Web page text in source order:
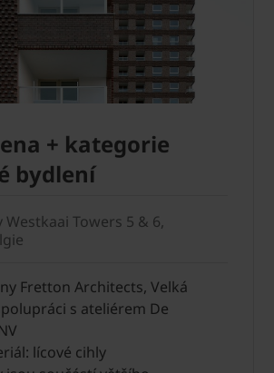
+ kategorie
bydlení
Westkaai Towers 5 & 6,
Fretton Architects, Velká
s ateliérem De
lícové cihly